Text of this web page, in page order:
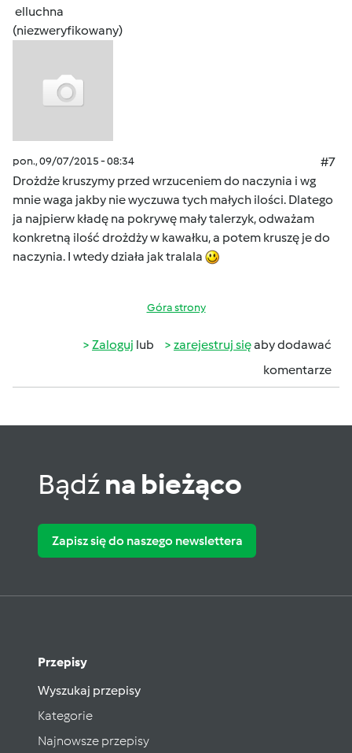
elluchna
(niezweryfikowany)
pon., 09/07/2015 - 08:34
#7
Drożdże kruszymy przed wrzuceniem do naczynia i wg
mnie waga jakby nie wyczuwa tych małych ilości. Dlatego
ja najpierw kładę na pokrywę mały talerzyk, odważam
konkretną ilość drożdży w kawałku, a potem kruszę je do
naczynia. I wtedy działa jak tralala
Góra strony
Zaloguj lub zarejestruj sięaby dodawać
komentarze
Bądźna bieżąco
Zapisz się do naszego newslettera
Przepisy
Wyszukaj przepisy
Kategorie
Najnowsze przepisy